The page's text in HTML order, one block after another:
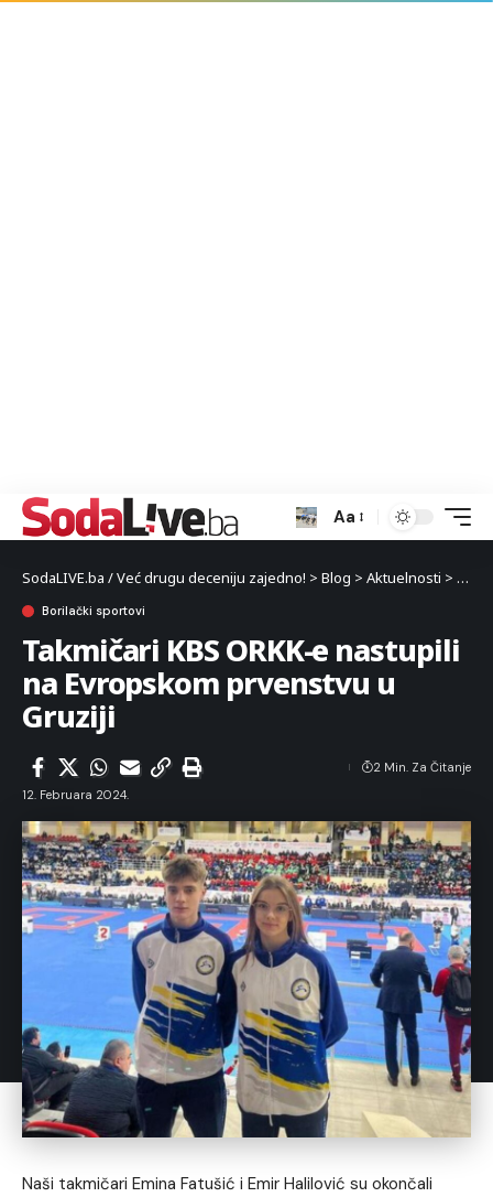
Aa
SodaLIVE.ba / Već drugu deceniju zajedno! > Blog > Aktuelnosti > Sport
Borilački sportovi
Takmičari KBS ORKK-e nastupili
na Evropskom prvenstvu u
Gruziji
12. Februara 2024.
2 Min. Za Čitanje
Naši takmičari Emina Fatušić i Emir Halilović su okončali